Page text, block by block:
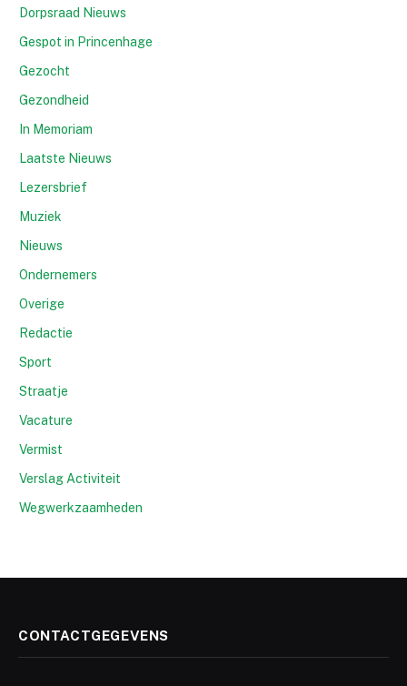
Dorpsraad Nieuws
Gespot in Princenhage
Gezocht
Gezondheid
In Memoriam
Laatste Nieuws
Lezersbrief
Muziek
Nieuws
Ondernemers
Overige
Redactie
Sport
Straatje
Vacature
Vermist
Verslag Activiteit
Wegwerkzaamheden
CONTACTGEGEVENS